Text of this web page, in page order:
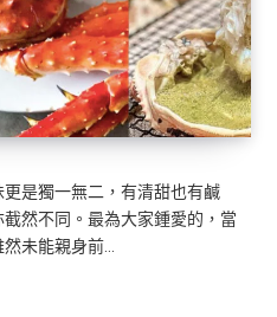
是獨一無二，有清甜也有鹹
然不同。最為大家鍾愛的，當
未能親身前…